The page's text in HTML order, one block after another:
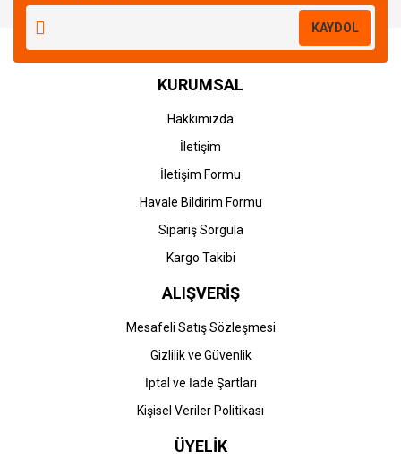
KAYDOL
KURUMSAL
Hakkımızda
İletişim
İletişim Formu
Havale Bildirim Formu
Sipariş Sorgula
Kargo Takibi
ALIŞVERİŞ
Mesafeli Satış Sözleşmesi
Gizlilik ve Güvenlik
İptal ve İade Şartları
Kişisel Veriler Politikası
ÜYELİK